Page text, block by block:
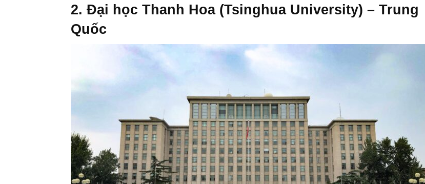
2. Đại học Thanh Hoa (Tsinghua University) – Trung
Quốc